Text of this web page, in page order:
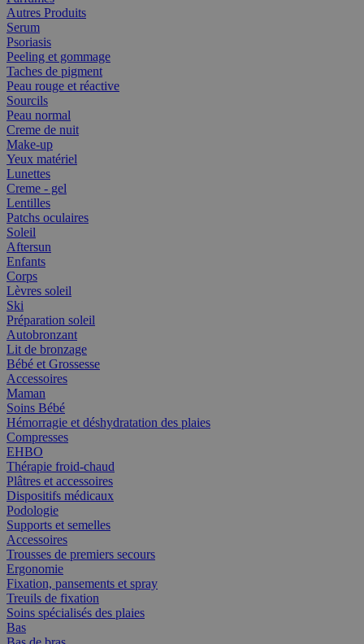
Autres Produits
Serum
Psoriasis
Peeling et gommage
Taches de pigment
Peau rouge et réactive
Sourcils
Peau normal
Creme de nuit
Make-up
Yeux matériel
Lunettes
Creme - gel
Lentilles
Patchs oculaires
Soleil
Aftersun
Enfants
Corps
Lèvres soleil
Ski
Préparation soleil
Autobronzant
Lit de bronzage
Bébé et Grossesse
Accessoires
Maman
Soins Bébé
Hémorragie et déshydratation des plaies
Compresses
EHBO
Thérapie froid-chaud
Plâtres et accessoires
Dispositifs médicaux
Podologie
Supports et semelles
Accessoires
Trousses de premiers secours
Ergonomie
Fixation, pansements et spray
Treuils de fixation
Soins spécialisés des plaies
Bas